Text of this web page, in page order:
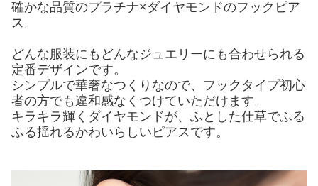
確かな品質のプラチナ×ダイヤモンドのフックピア
ス。
どんな服装にもどんなジュエリーにも合わせられる
定番デザインです。
シンプルで華奢なつくりなので、フックタイプ初心
者の方でも違和感なくつけていただけます。
キラキラ輝くダイヤモンドが、ふとした仕草でふる
ふる揺れるかわいらしいピアスです。